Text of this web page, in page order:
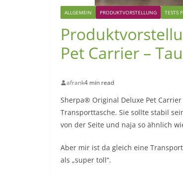
ALLGEMEIN PRODUKTVORSTELLUNG TESTS
Pet Carrier –
afrank4 min read
Sherpa® Original Deluxe Pet
Transporttasche. Sie sollte stabil
von der Seite und naja so ähnlich
Aber mir ist da gleich eine
als „super toll“.